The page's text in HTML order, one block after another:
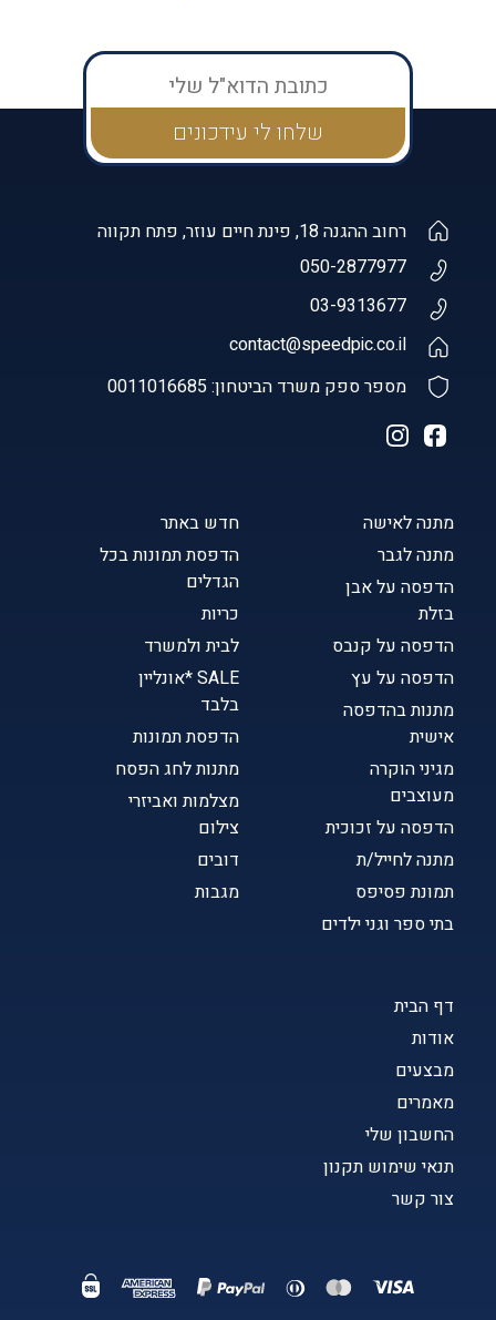
דף הבית
אודות
מבצעים
מאמרים
החשבון שלי
תנאי שימוש תקנון
צור קשר
מתנה לאישה
מתנה לגבר
הדפסה על אבן
בזלת
הדפסה על קנבס
הדפסה על עץ
מתנות בהדפסה
אישית
מגיני הוקרה
מעוצבים
הדפסה על זכוכית
מתנה לחייל/ת
תמונת פסיפס
בתי ספר וגני ילדים
חדש באתר
הדפסת תמונות בכל
הגדלים
כריות
לבית ולמשרד
SALE *אונליין
בלבד
הדפסת תמונות
מתנות לחג הפסח
מצלמות ואביזרי
צילום
דובים
מגבות
רחוב ההגנה 18, פינת חיים עוזר, פתח תקווה
050-2877977
03-9313677
contact@speedpic.co.il
מספר ספק משרד הביטחון: 0011016685